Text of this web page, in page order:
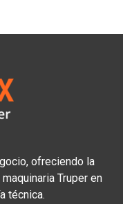
ofreciendo la
Truper en
técnica.